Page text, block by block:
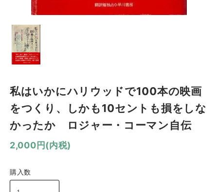
私はいかにハリウッドで100本の映画
をつくり、しかも10セントも損をしな
かったか ロジャー・コーマン自伝
2,000円(内税)
購入数